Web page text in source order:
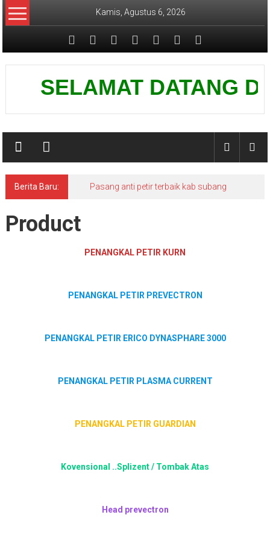
Lompat
ke
Kamis, Agustus 6, 2026
Pusat
Grounding
SELAMAT DATANG
Berita Baru: Pasang anti petir terbaik kab subang
Product
PENANGKAL PETIR KURN
PENANGKAL PETIR PREVECTRON
PENANGKAL PETIR ERICO DYNASPHARE 3000
PENANGKAL PETIR PLASMA CURRENT
PENANGKAL PETIR GUARDIAN
Kovensional ..Splizent / Tombak Atas
Head prevectron